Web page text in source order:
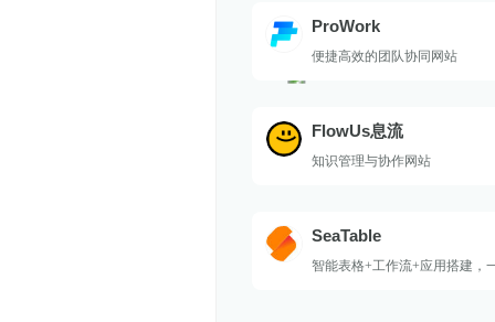
ProWork
便捷高效的团队协同网站
FlowUs息流
知识管理与协作网站
SeaTable
智能表格+工作流+应用搭建，